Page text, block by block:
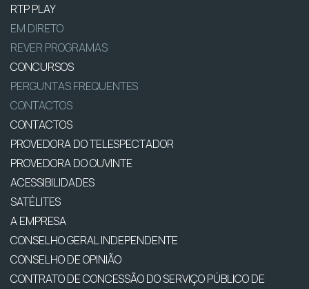
RTP PLAY
EM DIRETO
REVER PROGRAMAS
CONCURSOS
PERGUNTAS FREQUENTES
CONTACTOS
CONTACTOS
PROVEDORA DO TELESPECTADOR
PROVEDORA DO OUVINTE
ACESSIBILIDADES
SATÉLITES
A EMPRESA
CONSELHO GERAL INDEPENDENTE
CONSELHO DE OPINIÃO
CONTRATO DE CONCESSÃO DO SERVIÇO PÚBLICO DE